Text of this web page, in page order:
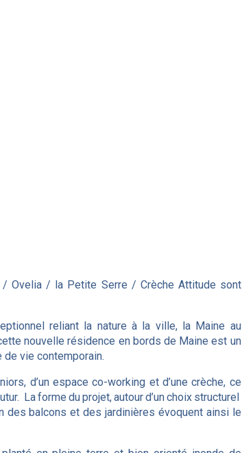
/ Ovelia / la Petite Serre / Crèche Attitude sont
reliant la nature à la ville, la Maine au
nouvelle résidence en bords de Maine est un
de vie contemporain.
d’un espace co-working et d’une crèche, ce
La forme du projet, autour d’un choix structurel
des balcons et des jardinières évoquent ainsi le